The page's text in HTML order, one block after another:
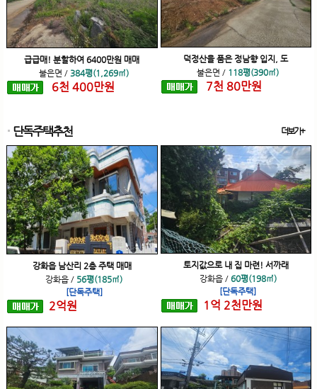
급급매! 분할하여 6400만원 매매
불은면 / 384평(1,269㎡)
6천 400만원
덕정산을 품은 정남향 입지, 도
불은면 / 118평(390㎡)
7천 80만원
단독주택추천 더보기+
강화읍 남산리 2층 주택 매매
강화읍 / 56평(185㎡)
[단독주택]
2억원
토지값으로 내 집 마련! 서까래
강화읍/ 60평(198㎡)
[단독주택]
1 억 2천만원